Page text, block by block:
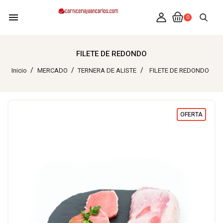
menu 0
FILETE DE REDONDO
Inicio MERCADO TERNERA DE ALISTE FILETE DE REDONDO
OFERTA